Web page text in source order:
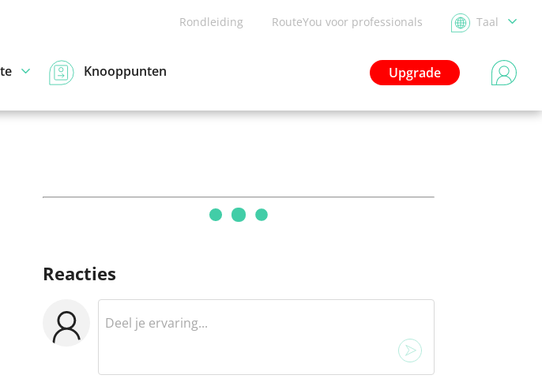
Rondleiding RouteYou voor professionals Taal
Upgrade
Knooppunten
Reacties